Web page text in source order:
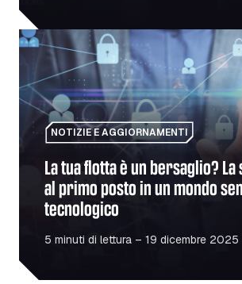
La tua flotta è un bersaglio? La
NOTIZIE E AGGIORNAMENTI
La tua flotta è un bersaglio?
al primo posto in un mondo
tecnologico
5 minuti di lettura – 19 dicembre 2025